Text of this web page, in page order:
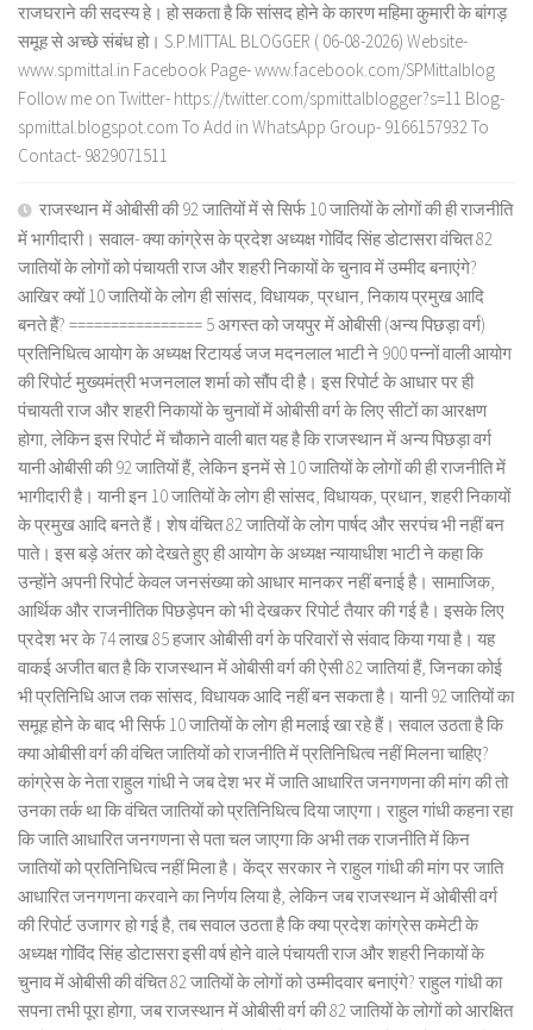
राजघराने की सदस्य हे। हो सकता है कि सांसद होने के कारण महिमा कुमारी के बांगड़
समूह से अच्छे संबंध हो। S.P.MITTAL BLOGGER ( 06-08-2026) Website-
www.spmittal.in Facebook Page- www.facebook.com/SPMittalblog
Follow me on Twitter- https://twitter.com/spmittalblogger?s=11 Blog-
spmittal.blogspot.com To Add in WhatsApp Group- 9166157932 To
Contact- 9829071511
राजस्थान में ओबीसी की 92 जातियों में से सिर्फ 10 जातियों के लोगों की ही राजनीति
में भागीदारी। सवाल- क्या कांग्रेस के प्रदेश अध्यक्ष गोविंद सिंह डोटासरा वंचित 82
जातियों के लोगों को पंचायती राज और शहरी निकायों के चुनाव में उम्मीद बनाएंगे?
आखिर क्यों 10 जातियों के लोग ही सांसद, विधायक, प्रधान, निकाय प्रमुख आदि
बनते हैं? ================ 5 अगस्त को जयपुर में ओबीसी (अन्य पिछड़ा वर्ग)
प्रतिनिधित्व आयोग के अध्यक्ष रिटायर्ड जज मदनलाल भाटी ने 900 पन्नों वाली आयोग
की रिपोर्ट मुख्यमंत्री भजनलाल शर्मा को सौंप दी है। इस रिपोर्ट के आधार पर ही
पंचायती राज और शहरी निकायों के चुनावों में ओबीसी वर्ग के लिए सीटों का आरक्षण
होगा, लेकिन इस रिपोर्ट में चौकाने वाली बात यह है कि राजस्थान में अन्य पिछड़ा वर्ग
यानी ओबीसी की 92 जातियों हैं, लेकिन इनमें से 10 जातियों के लोगों की ही राजनीति में
भागीदारी है। यानी इन 10 जातियों के लोग ही सांसद, विधायक, प्रधान, शहरी निकायों
के प्रमुख आदि बनते हैं। शेष वंचित 82 जातियों के लोग पार्षद और सरपंच भी नहीं बन
पाते। इस बड़े अंतर को देखते हुए ही आयोग के अध्यक्ष न्यायाधीश भाटी ने कहा कि
उन्होंने अपनी रिपोर्ट केवल जनसंख्या को आधार मानकर नहीं बनाई है। सामाजिक,
आर्थिक और राजनीतिक पिछड़ेपन को भी देखकर रिपोर्ट तैयार की गई है। इसके लिए
प्रदेश भर के 74 लाख 85 हजार ओबीसी वर्ग के परिवारों से संवाद किया गया है। यह
वाकई अजीत बात है कि राजस्थान में ओबीसी वर्ग की ऐसी 82 जातियां हैं, जिनका कोई
भी प्रतिनिधि आज तक सांसद, विधायक आदि नहीं बन सकता है। यानी 92 जातियों का
समूह होने के बाद भी सिर्फ 10 जातियों के लोग ही मलाई खा रहे हैं। सवाल उठता है कि
क्या ओबीसी वर्ग की वंचित जातियों को राजनीति में प्रतिनिधित्व नहीं मिलना चाहिए?
कांग्रेस के नेता राहुल गांधी ने जब देश भर में जाति आधारित जनगणना की मांग की तो
उनका तर्क था कि वंचित जातियों को प्रतिनिधित्व दिया जाएगा। राहुल गांधी कहना रहा
कि जाति आधारित जनगणना से पता चल जाएगा कि अभी तक राजनीति में किन
जातियों को प्रतिनिधित्व नहीं मिला है। केंद्र सरकार ने राहुल गांधी की मांग पर जाति
आधारित जनगणना करवाने का निर्णय लिया है, लेकिन जब राजस्थान में ओबीसी वर्ग
की रिपोर्ट उजागर हो गई है, तब सवाल उठता है कि क्या प्रदेश कांग्रेस कमेटी के
अध्यक्ष गोविंद सिंह डोटासरा इसी वर्ष होने वाले पंचायती राज और शहरी निकायों के
चुनाव में ओबीसी की वंचित 82 जातियों के लोगों को उम्मीदवार बनाएंगे? राहुल गांधी का
सपना तभी पूरा होगा, जब राजस्थान में ओबीसी वर्ग की 82 जातियों के लोगों को आरक्षित